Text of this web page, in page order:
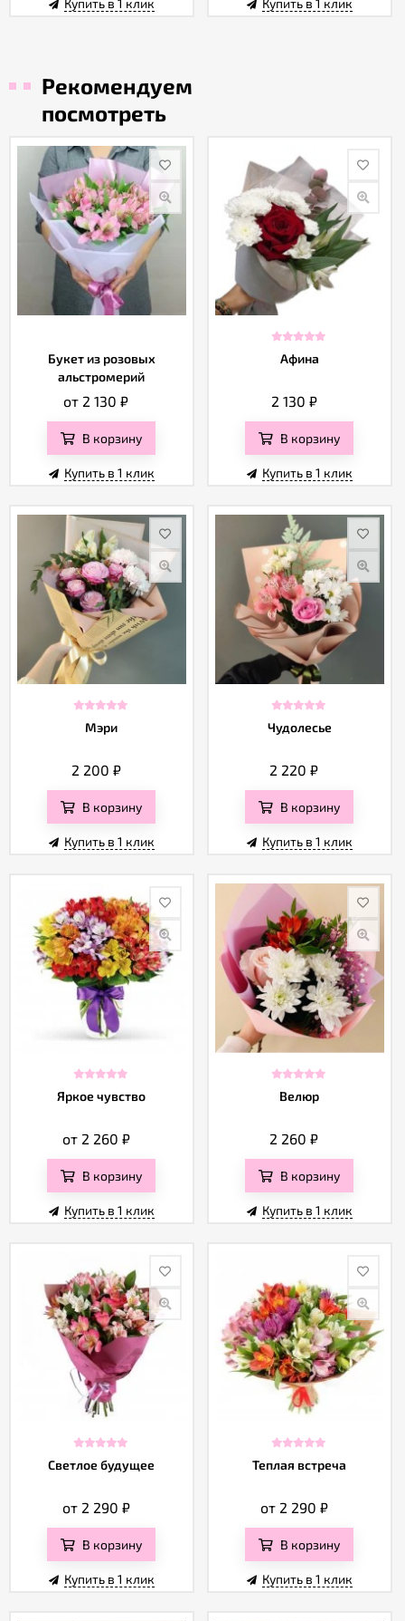
Купить в 1 клик Купить в 1 клик
Рекомендуем
посмотреть
Букет из розовых
альстромерий
от 2 130₽
В корзину
Купить в 1 клик
Афина
2 130 ₽
В корзину
Купить в 1 клик
Мэри
2 200 ₽
В корзину
Купить в 1 клик
Чудолесье
2 220₽
В корзину
Купить в 1 клик
Яркое чувство
от 2 260 ₽
В корзину
Купить в 1 клик
Велюр
2 260₽
В корзину
Купить в 1 клик
Светлое будущее
от 2 290 ₽
В корзину
Купить в 1 клик
Теплая встреча
от 2 290 ₽
В корзину
Купить в 1 клик